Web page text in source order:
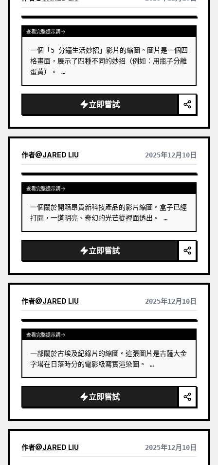
查看完整提示詞
一個「5 分鐘生活妙招」影片的縮圖。圖片是一個四
格畫面，展示了四種不同的妙招（例如：用瓶子分離
蛋黃）。 …
立即嘗試
作者@JARED LIU 2025年12月10日
查看完整提示詞
一個關於開箱昂貴新科技產品的影片縮圖。盒子已經
打開，一道明亮、奇幻的光芒從裡面透出。 …
立即嘗試
作者@JARED LIU 2025年12月10日
查看完整提示詞
一部關於古埃及紀錄片的縮圖。這張圖片是吉薩大金
字塔在日落時分的電影級寫實渲染圖。 …
立即嘗試
作者@JARED LIU 2025年12月10日